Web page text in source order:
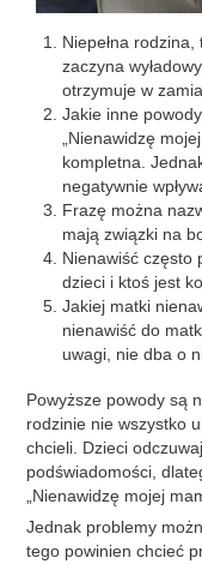
Niepełna
zaczyna
otrzymuje w
Jakie inne
„Nienawidzę
kompletna.
negatywnie
Frazę można
mają związki na
Nienawiść często
dzieci i ktoś jest
Jakiej matki
nienawiść do
uwagi, nie dba o
Powyższe powody są
rodzinie nie wszystko
chcieli. Dzieci
podświadomości,
„Nienawidzę mojej
Jednak problemy
tego powinien chcieć